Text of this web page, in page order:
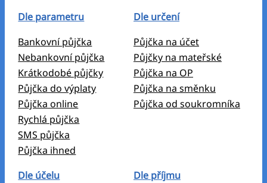
Dle parametru
Bankovní půjčka
Nebankovní půjčka
Krátkodobé půjčky
Půjčka do výplaty
Půjčka online
Rychlá půjčka
SMS půjčka
Půjčka ihned
Dle určení
Půjčka na účet
Půjčky na mateřské
Půjčka na OP
Půjčka na směnku
Půjčka od soukromníka
Dle účelu
Dle příjmu